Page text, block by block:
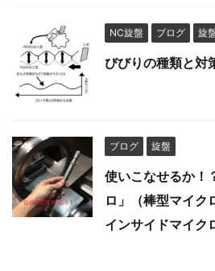
NC旋盤 ブログ 旋
びびりの種類と対
ブログ 旋盤
使いこなせるか！
ロ」（棒型マイク
インサイドマイク